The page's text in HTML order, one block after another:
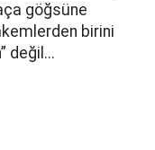
göğsüne
birini
değil...